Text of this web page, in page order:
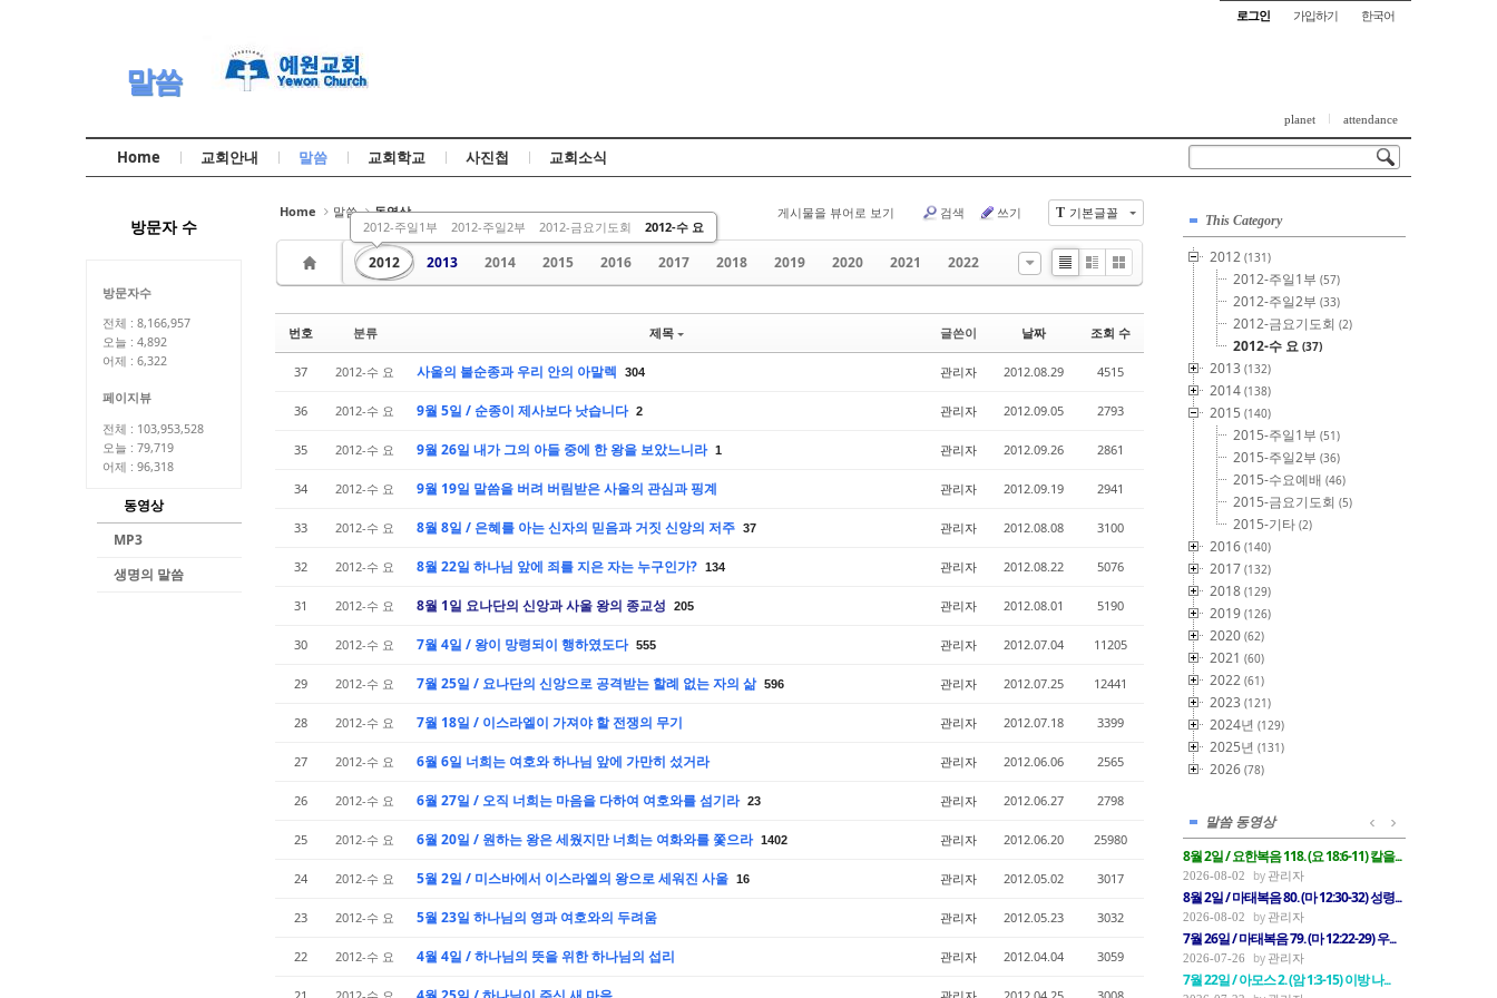
로그인 가입하기 한국어
말씀
planet attendance
Home 교회안내 말씀 교회학교 사진첩 교회소식
방문자 수
방문자수
전체 : 8,166,957
오늘 : 4,892
어제 : 6,322
페이지뷰
전체 : 103,953,528
오늘 : 79,719
어제 : 96,318
동영상
MP3
생명의 말씀
Home 말씀 동영상 T 기본글꼴
게시물을 뷰어로 보기 검색 쓰기
2012
2012-주일1부 2012-주일2부 2012-금요기도회 2012-수 요
2013 2014 2015 2016 2017 2018 2019 2020 2021
2022
ListZineGallery
번호 분류 제목 글쓴이 날짜 조회 수
37 2012-수 요 사울의 불순종과 우리 안의 아말렉 304 관리자 2012.08.29 4515
36 2012-수 요 9월 5일 / 순종이 제사보다 낫습니다 2 관리자 2012.09.05 2793
35 2012-수 요 9월 26일 내가 그의 아들 중에 한 왕을 보았느니라 1 관리자 2012.09.26 2861
34 2012-수 요 9월 19일 말씀을 버려 버림받은 사울의 관심과 핑계 관리자 2012.09.19 2941
33 2012-수 요 8월 8일 / 은혜를 아는 신자의 믿음과 거짓 신앙의 저주 37 관리자 2012.08.08 3100
32 2012-수 요 8월 22일 하나님 앞에 죄를 지은 자는 누구인가? 134 관리자 2012.08.22 5076
31 2012-수 요 8월 1일 요나단의 신앙과 사울 왕의 종교성 205 관리자 2012.08.01 5190
30 2012-수 요 7월 4일 / 왕이 망령되이 행하였도다 555 관리자 2012.07.04 11205
29 2012-수 요 7월 25일 / 요나단의 신앙으로 공격받는 할례 없는 자의 삶 596 관리자 2012.07.25 12441
28 2012-수 요 7월 18일 / 이스라엘이 가져야 할 전쟁의 무기 관리자 2012.07.18 3399
27 2012-수 요 6월 6일 너희는 여호와 하나님 앞에 가만히 섰거라 관리자 2012.06.06 2565
26 2012-수 요 6월 27일 / 오직 너희는 마음을 다하여 여호와를 섬기라 23 관리자 2012.06.27 2798
25 2012-수 요 6월 20일 / 원하는 왕은 세웠지만 너희는 여화와를 쫓으라 1402 관리자 2012.06.20 25980
24 2012-수 요 5월 2일 / 미스바에서 이스라엘의 왕으로 세워진 사울 16 관리자 2012.05.02 3017
23 2012-수 요 5월 23일 하나님의 영과 여호와의 두려움 관리자 2012.05.23 3032
22 2012-수 요 4월 4일 / 하나님의 뜻을 위한 하나님의 섭리 관리자 2012.04.04 3059
This Category
2012 (131)
2012-주일1부 (57)
2012-주일2부 (33)
2012-금요기도회 (2)
2012-수 요 (37)
2013 (132)
2014 (138)
2015 (140)
2015-주일1부 (51)
2015-주일2부 (36)
2015-수요예배 (46)
2015-금요기도회 (5)
2015-기타 (2)
2016 (140)
2017 (132)
2018 (129)
2019 (126)
2020 (62)
2021 (60)
2022 (61)
2023 (121)
2024년 (129)
2025년 (131)
2026 (78)
말씀 동영상
8월 2일 / 요한복음 118. (요 18:6-11) 칼을...
2026-08-02 관리자
8월 2일 / 마태복음 80. (마 12:30-32) 성령...
2026-08-02 관리자
7월 26일 / 마태복음 79. (마 12:22-29) 우...
2026-07-26 관리자
7월 22일 / 아모스 2. (암 1:3-15) 이방 나...
Sketchbook5, 스케치북5
Sketchbook5, 스케치북5
Sketchbook5, 스케치북5
Sketchbook5, 스케치북5